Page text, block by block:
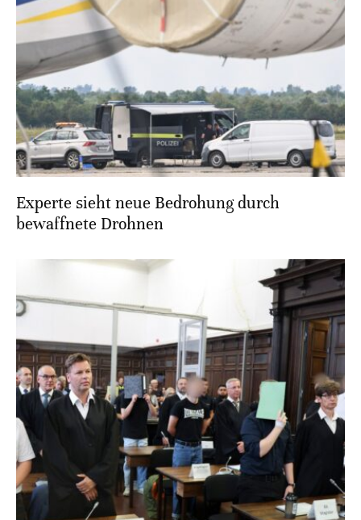
Experte sieht neue Bedrohung durch
bewaffnete Drohnen